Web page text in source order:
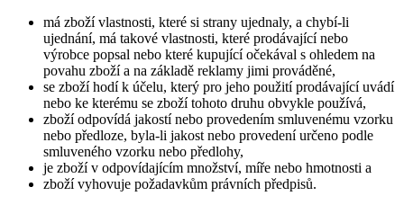
má zboží vlastnosti, které si strany ujednaly, a chybí-li
ujednání, má takové vlastnosti, které prodávající nebo
výrobce popsal nebo které kupující očekával s ohledem na
povahu zboží a na základě reklamy jimi prováděné,
se zboží hodí k účelu, který pro jeho použití prodávající uvádí
nebo ke kterému se zboží tohoto druhu obvykle používá,
zboží odpovídá jakostí nebo provedením smluvenému vzorku
nebo předloze, byla-li jakost nebo provedení určeno podle
smluveného vzorku nebo předlohy,
je zboží v odpovídajícím množství, míře nebo hmotnosti a
zboží vyhovuje požadavkům právních předpisů.